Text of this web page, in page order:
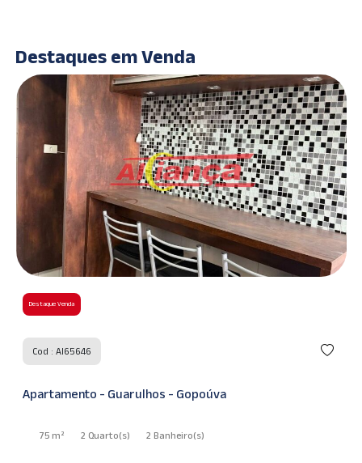
Destaques em Venda
Destaque Venda
Cod : AI60248
Casa - Guarulhos - Jardim Adriana
125 m² 3 Quarto(s) 1 Suíte(s)